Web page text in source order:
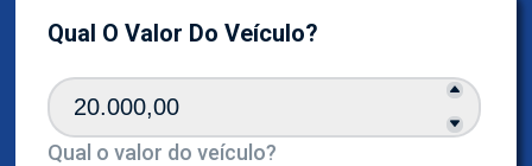
Qual O Valor Do Veículo?
Qual o valor do veículo?